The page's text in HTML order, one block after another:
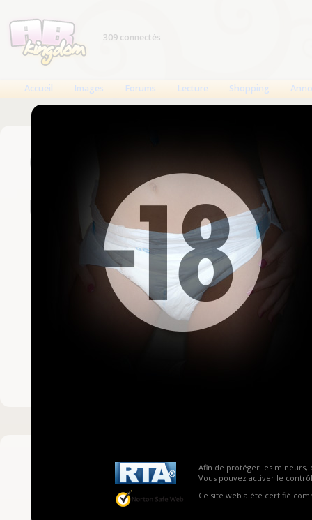
Afin de protéger les mineurs,
Vous pouvez activer le
Ce site web a été certifié
309 connectés
Accueil Images Forums Lecture Shopping
Connexion
Un compte est
Nom d'utilisateur
Mot de passe
Pas encore